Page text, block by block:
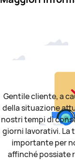
Gentile cliente, a
della situazione
nostri tempi di
giorni lavorativi. La
importante per
affinché possiate